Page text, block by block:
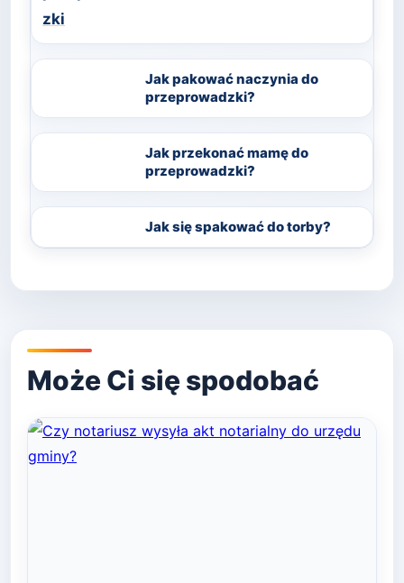
Jak pakować naczynia do
przeprowadzki?
Jak przekonać mamę do
przeprowadzki?
Jak się spakować do torby?